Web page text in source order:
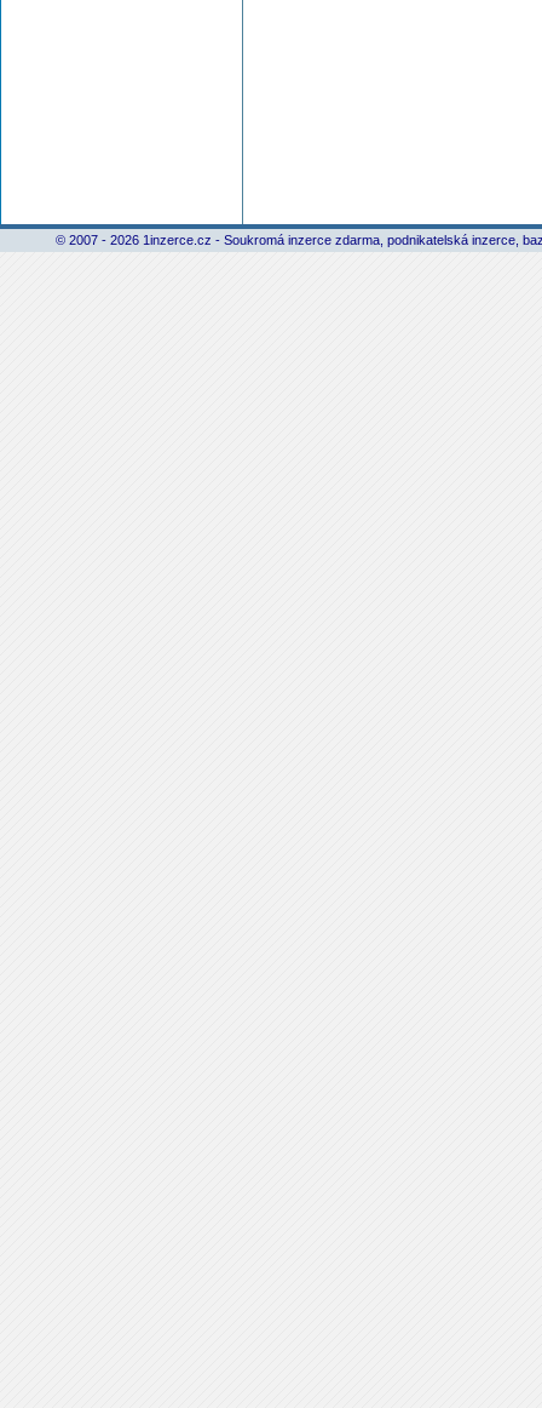
© 2007 - 2026 1inzerce.cz - Soukromá inzerce zdarma, podnikatelská inzerce,